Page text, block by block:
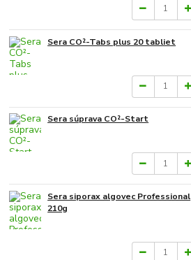
Sera CO²-Tabs plus 20 tabliet
Sera súprava CO²-Start
Sera siporax algovec Professional
210g